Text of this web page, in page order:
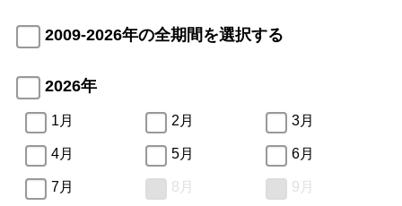
2009-2026年の全期間を選択する
2026年
1月 2月 3月
4月 5月 6月
7月 8月 9月